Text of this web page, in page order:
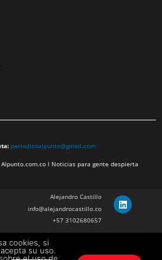
periodicoalpunto@gmail.com
l Noticias para gente despierta
Alejandro Castillo
info@alejandrocastillo.co
+57 3102680657
Julian Barragan Verano
julbarg@gmail.com
cookies, si
su uso.